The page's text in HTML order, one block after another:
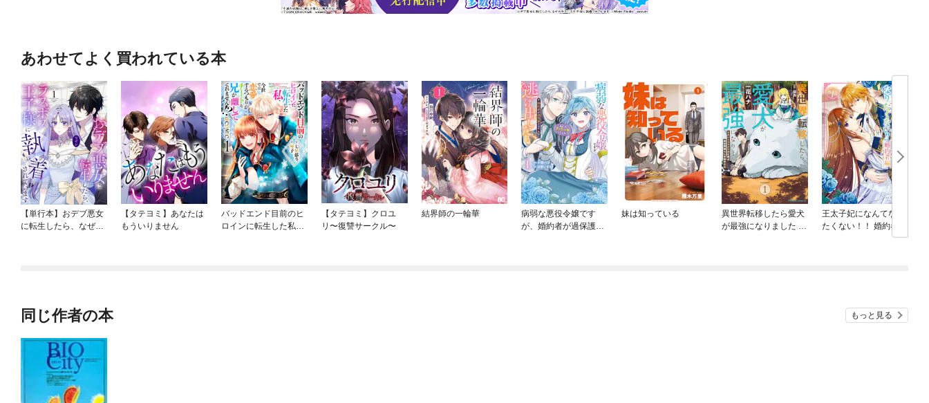
あわせてよく買われている本
【単行本】おデブ悪女
に転生したら、なぜか
【タテヨミ】あなたは
もういりません
バッドエンド目前のヒ
ロインに転生した私、
【タテヨミ】クロユ
リ〜復讐サークル〜
結界師の一輪華
病弱な悪役令嬢です
が、婚約者が過保護す
妹は知っている
異世界転移したら愛犬
が最強になりました ～
王太子妃になんてなり
たくない！！ 婚約者編
同じ作者の本 もっと見る